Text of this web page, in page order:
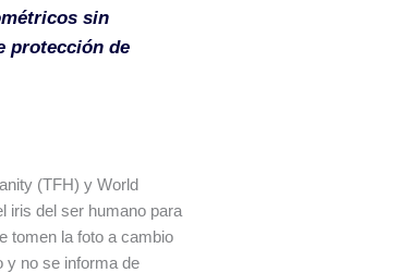
sin
protección de
(TFH) y World
iris del ser humano para
tomen la foto a cambio
y no se informa de